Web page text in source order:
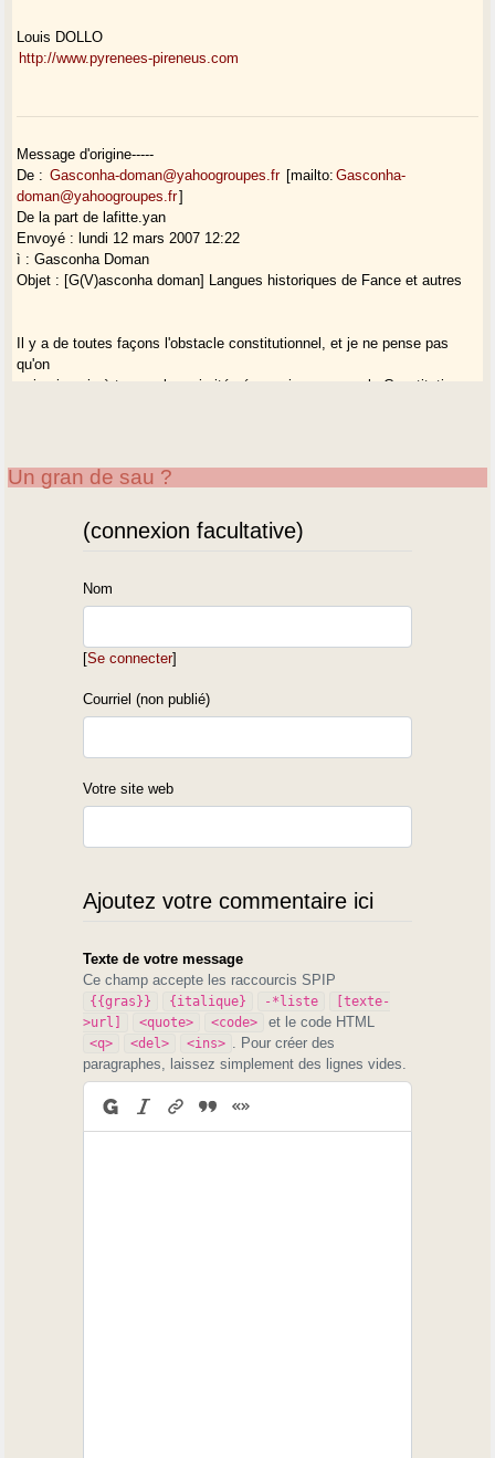
Louis DOLLO
http://www.pyrenees-pireneus.com
Message d'origine-----
De : Gasconha-doman@yahoogroupes.fr [mailto: Gasconha-
doman@yahoogroupes.fr]
De la part de lafitte.yan
Envoyé : lundi 12 mars 2007 12:22
ì : Gasconha Doman
Objet : [G(V)asconha doman] Langues historiques de Fance et autres
Il y a de toutes façons l'obstacle constitutionnel, et je ne pense pas
qu'on
arrive jamais à trouver la majorité nécessaire pour que la Constitution
aux
électeurs qu'ils n'en ont eux-mêmes : ce n'est que flatterie d'un électorat
raison que voici : « J¹ai bien peur que le débat sur les langues
d¹origine étrangère en France. »
Un gran de sau ?
(connexion facultative)
Nom
[Se connecter]
Courriel (non publié)
Votre site web
Ajoutez votre commentaire ici
Texte de votre message
Ce champ accepte les raccourcis SPIP
{{gras}} {italique} -*liste
[texte-
>url]
<quote> <code> et le code HTML
<q> <del> <ins>
. Pour créer des
paragraphes, laissez simplement des lignes vides.